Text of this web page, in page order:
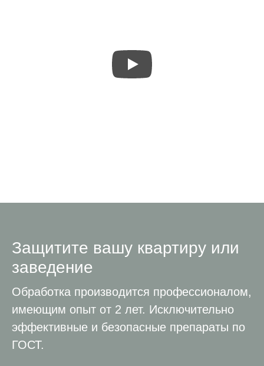
Защитите вашу квартиру или
заведение
Обработка производится профессионалом,
имеющим опыт от 2 лет. Исключительно
эффективные и безопасные препараты по
ГОСТ.